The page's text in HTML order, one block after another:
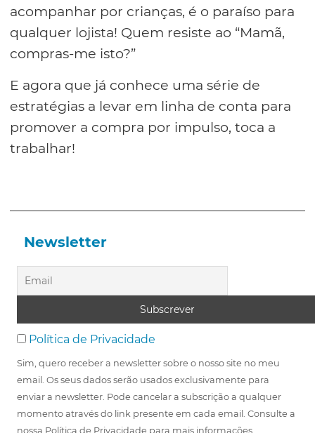
acompanhar por crianças, é o paraíso para
qualquer lojista! Quem resiste ao “Mamã,
compras-me isto?”
E agora que já conhece uma série de
estratégias a levar em linha de conta para
promover a compra por impulso, toca a
trabalhar!
Newsletter
Política de Privacidade
Sim, quero receber a newsletter sobre o nosso site no meu
email. Os seus dados serão usados exclusivamente para
enviar a newsletter. Pode cancelar a subscrição a qualquer
momento através do link presente em cada email. Consulte a
nossa Política de Privacidade para mais informações.